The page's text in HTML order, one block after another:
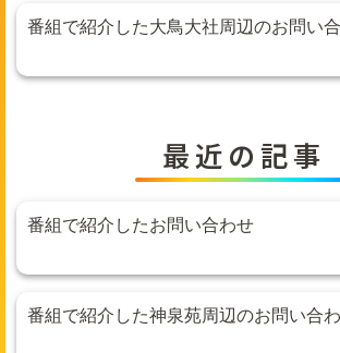
番組で紹介した大鳥大社周辺のお問い
最近の記事
番組で紹介したお問い合わせ
番組で紹介した神泉苑周辺のお問い合